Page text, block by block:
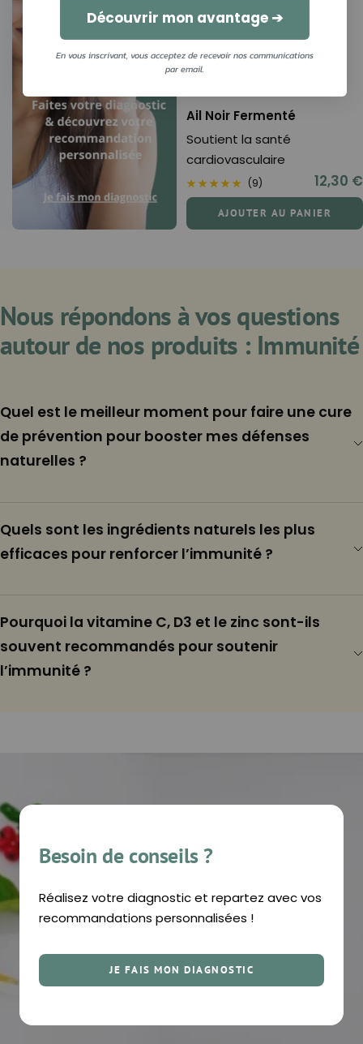
Ail Noir Fermenté
Soutient la santé
cardiovasculaire
(9)
Prix
de
vente
12,30 €
AJOUTER AU PANIER
Nous répondons à vos questions
autour de nos produits : Immunité
Quel est le meilleur moment pour faire une cure
de prévention pour booster mes défenses
naturelles ?
Quels sont les ingrédients naturels les plus
efficaces pour renforcer l’immunité ?
Pourquoi la vitamine C, D3 et le zinc sont-ils
souvent recommandés pour soutenir
l’immunité ?
Besoin de conseils ?
Réalisez votre diagnostic et repartez avec vos
recommandations personnalisées !
JE FAIS MON DIAGNOSTIC
Découvrir mon avantage ➔
En vous inscrivant, vous acceptez de recevoir nos communications
par email.